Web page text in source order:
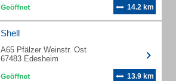
14.2 km
Shell
A65 Pfälzer Weinstr. Ost
67483 Edesheim
13.9 km